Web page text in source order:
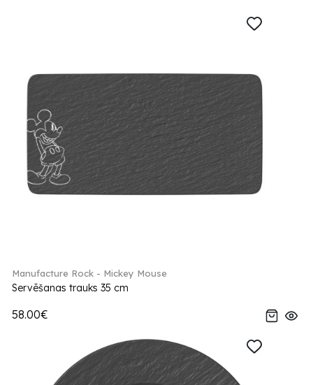
Manufacture Rock - Mickey Mouse
Servēšanas trauks 35 cm
58.00€